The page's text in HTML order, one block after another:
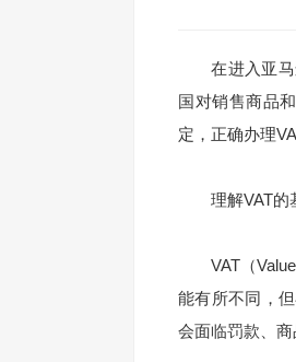
在进入亚马逊
国对销售商品
定，正确办理
理解VAT的
VAT（Value
能有所不同，
会面临罚款、商